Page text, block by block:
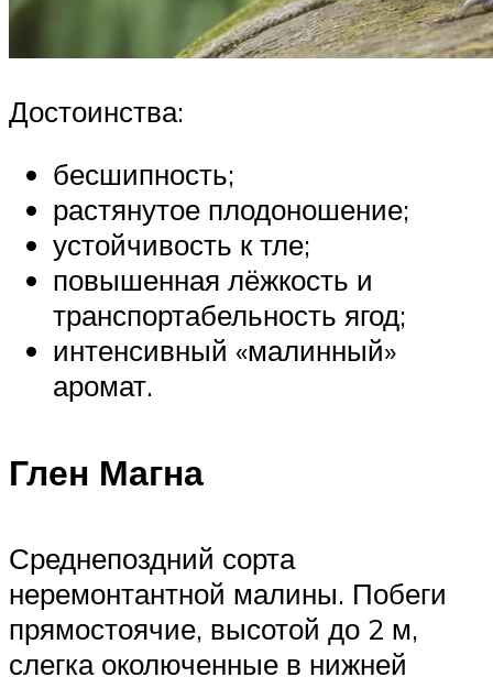
Достоинства:
бесшипность;
растянутое плодоношение;
устойчивость к тле;
повышенная лёжкость и
транспортабельность ягод;
интенсивный «малинный»
аромат.
Глен Магна
Среднепоздний сорта
неремонтантной малины. Побеги
прямостоячие, высотой до 2 м,
слегка околюченные в нижней